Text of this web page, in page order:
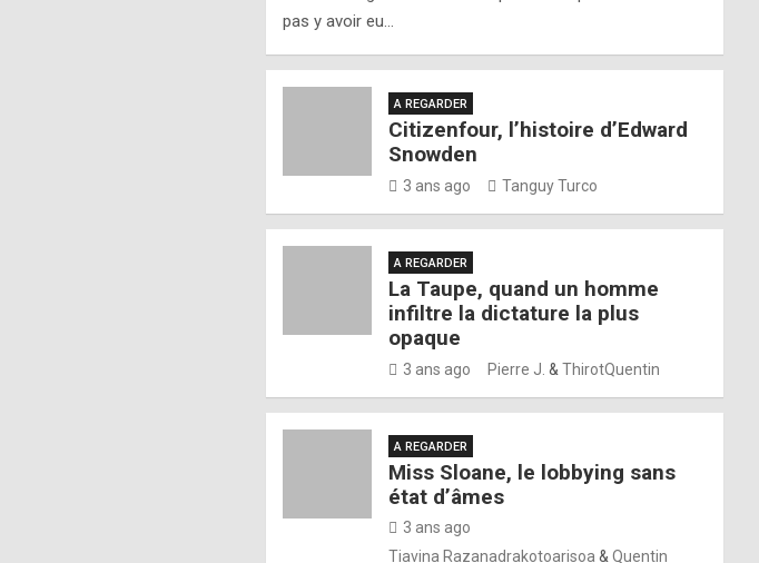
pas y avoir eu…
A REGARDER
Citizenfour, l’histoire d’Edward
Snowden
3 ans ago Tanguy Turco
A REGARDER
La Taupe, quand un homme
infiltre la dictature la plus
opaque
3 ans ago Pierre J. &ThirotQuentin
A REGARDER
Miss Sloane, le lobbying sans
état d’âmes
3 ans ago
Tiavina Razanadrakotoarisoa &Quentin